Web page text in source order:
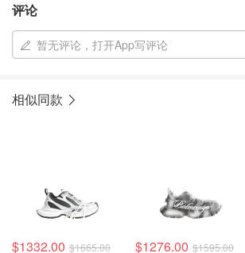
评论
暂无评论，打开App写评论
相似同款
$1332.00 $1665.00 $1276.00 $1595.00